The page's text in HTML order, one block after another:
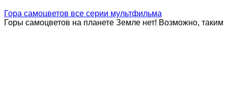
Гора самоцветов все серии мультфильма
Горы самоцветов на планете Земле нет! Возможно, таким